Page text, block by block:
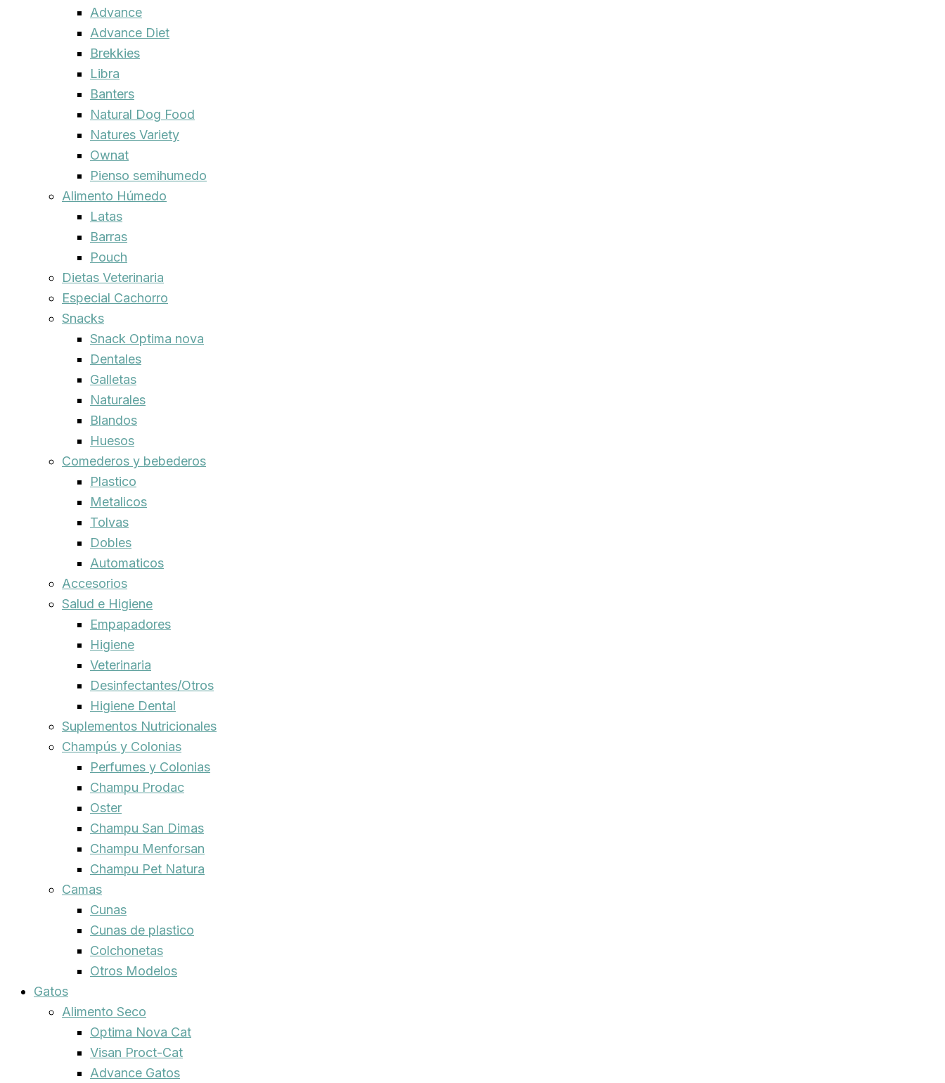
Advance
Advance Diet
Brekkies
Libra
Banters
Natural Dog Food
Natures Variety
Ownat
Pienso semihumedo
Alimento Húmedo
Latas
Barras
Pouch
Dietas Veterinaria
Especial Cachorro
Snacks
Snack Optima nova
Dentales
Galletas
Naturales
Blandos
Huesos
Comederos y bebederos
Plastico
Metalicos
Tolvas
Dobles
Automaticos
Accesorios
Salud e Higiene
Empapadores
Higiene
Veterinaria
Desinfectantes/Otros
Higiene Dental
Suplementos Nutricionales
Champús y Colonias
Perfumes y Colonias
Champu Prodac
Oster
Champu San Dimas
Champu Menforsan
Champu Pet Natura
Camas
Cunas
Cunas de plastico
Colchonetas
Otros Modelos
Gatos
Alimento Seco
Optima Nova Cat
Visan Proct-Cat
Advance Gatos